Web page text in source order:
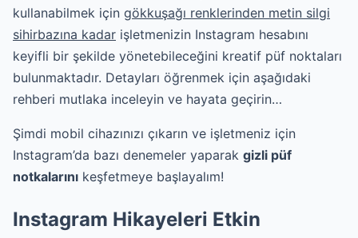
kullanabilmek için gökkuşağı renklerinden metin silgi
sihirbazına kadar işletmenizin Instagram hesabını
keyifli bir şekilde yönetebileceğini kreatif püf noktaları
bulunmaktadır. Detayları öğrenmek için aşağıdaki
rehberi mutlaka inceleyin ve hayata geçirin…
Şimdi mobil cihazınızı çıkarın ve işletmeniz için
Instagram’da bazı denemeler yaparak gizli püf
notkalarını keşfetmeye başlayalım!
Instagram Hikayeleri Etkin